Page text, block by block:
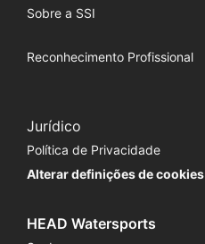
Sobre a SSI
Reconhecimento Profissional
Jurídico
Política de Privacidade
Alterar definições de cookies
HEAD Watersports